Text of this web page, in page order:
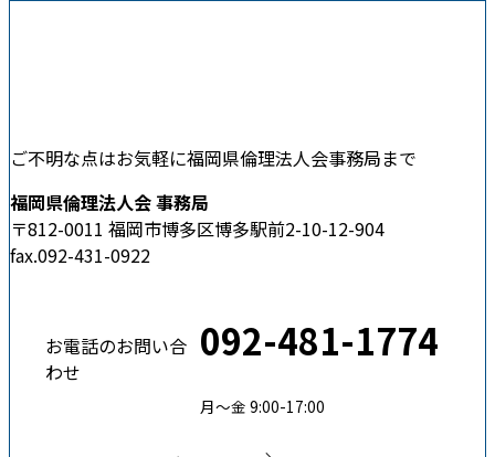
ご不明な点はお気軽に福岡県倫理法人会事務局まで
福岡県倫理法人会 事務局
〒812-0011 福岡市博多区博多駅前2-10-12-904
fax.092-431-0922
お電話のお問い合
わせ
092-481-1774
月〜金 9:00-17:00